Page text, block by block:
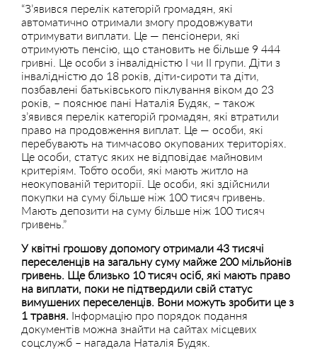
“З’явився перелік категорій громадян, які
автоматично отримали змогу продовжувати
отримувати виплати. Це — пенсіонери, які
отримують пенсію, що становить не більше 9 444
гривні. Це особи з інвалідністю І чи ІІ групи. Діти з
інвалідністю до 18 років, діти-сироти та діти,
позбавлені батьківського піклування віком до 23
років, – пояснює пані Наталія Будяк, – також
з’явився перелік категорій громадян, які втратили
право на продовження виплат. Це — особи, які
перебувають на тимчасово окупованих територіях.
Це особи, статус яких не відповідає майновим
критеріям. Тобто особи, які мають житло на
неокупованій території. Це особи, які здійснили
покупки на суму більше ніж 100 тисяч гривень.
Мають депозити на суму більше ніж 100 тисяч
гривень.”
У квітні грошову допомогу отримали 43 тисячі
переселенців на загальну суму майже 200 мільйонів
гривень. Ще близько 10 тисяч осіб, які мають право
на виплати, поки не підтвердили свій статус
вимушених переселенців. Вони можуть зробити це з
1 травня. Інформацію про порядок подання
документів можна знайти на сайтах місцевих
соцслужб – нагадала Наталія Будяк.